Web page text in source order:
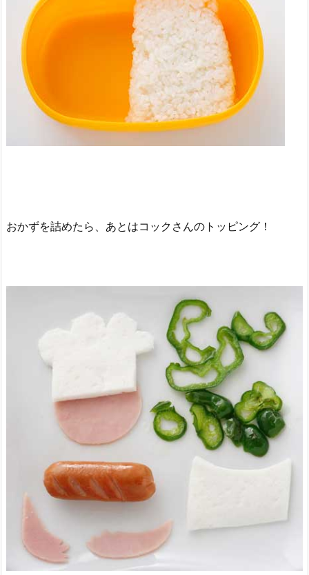
おかずを詰めたら、あとはコックさんのトッピング！